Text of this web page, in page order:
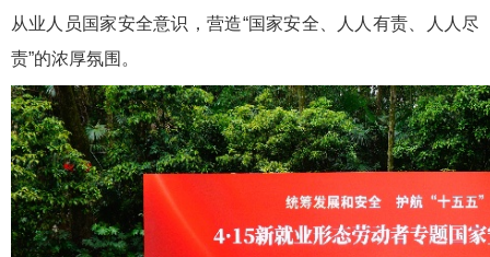
从业人员国家安全意识，营造“国家安全、人人有责、人人尽
责”的浓厚氛围。